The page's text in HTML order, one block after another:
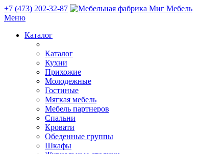
+7 (473) 202-32-87
Меню
Каталог
Каталог
Кухни
Прихожие
Молодежные
Гостиные
Мягкая мебель
Мебель партнеров
Спальни
Кровати
Обеденные группы
Шкафы